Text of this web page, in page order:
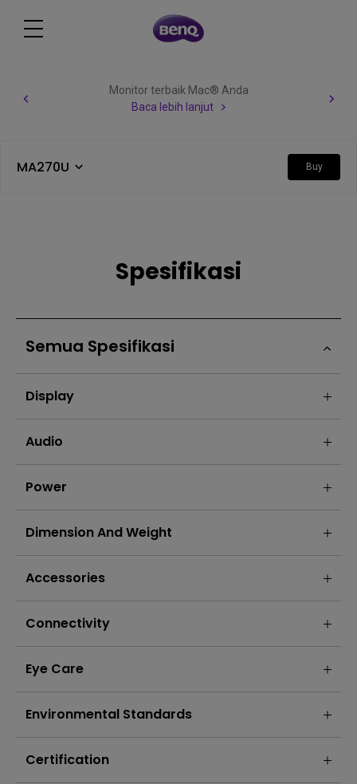
Monitor terbaik Mac® Anda
Baca lebih lanjut
MA270U Buy
Spesifikasi
Semua Spesifikasi
Display
Audio
Power
Dimension And Weight
Accessories
Connectivity
Eye Care
Environmental Standards
Certification